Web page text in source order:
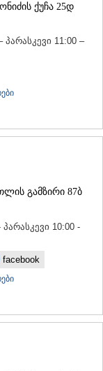
ქუჩა 25დ
11:00 –
გამზირი 87ბ
10:00 -
facebook